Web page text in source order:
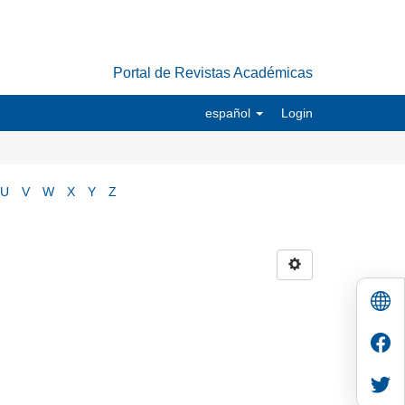
Portal de Revistas Académicas
español Login
U V W X Y Z